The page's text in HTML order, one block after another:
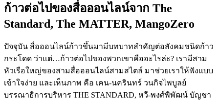
ก้าวต่อไปของสื่อออนไลน์จาก The
Standard, The MATTER, MangoZero
ปัจจุบัน สื่อออนไลน์ก้าวขึ้นมามีบทบาทสำคัญต่อสังคมชนิดก้าว
กระโดด ว่าแต่…ก้าวต่อไปของพวกเขาคืออะไรล่ะ? เรามีสาม
หัวเรือใหญ่ของสามสื่อออนไลน์สามสไตล์ มาช่วยเราให้ฟังแบบ
เข้าใจง่าย และเห็นภาพ คือ เคน-นครินทร์ วนกิจไพบูลย์
บรรณาธิการบริหาร THE STANDARD, หวี-พงศ์พิพัฒน์ บัญชา